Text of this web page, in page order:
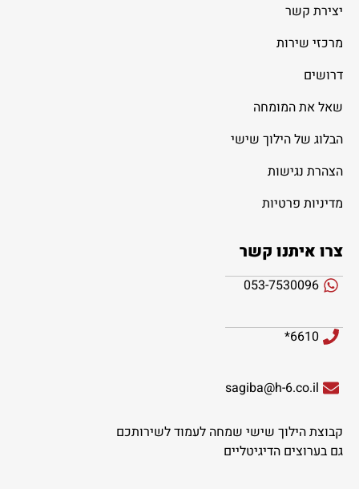
יצירת קשר
מרכזי שירות
דרושים
שאל את המומחה
הבלוג של הילוך שישי
הצהרת נגישות
מדיניות פרטיות
צרו איתנו קשר
053-7530096
6610*
sagiba@h-6.co.il
קבוצת הילוך שישי שמחה לעמוד לשירותכם
גם בערוצים הדיגיטליים